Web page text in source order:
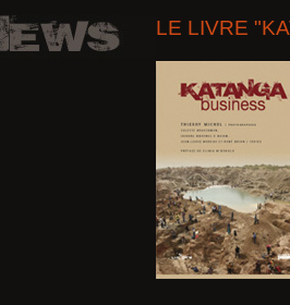
LE LIVRE